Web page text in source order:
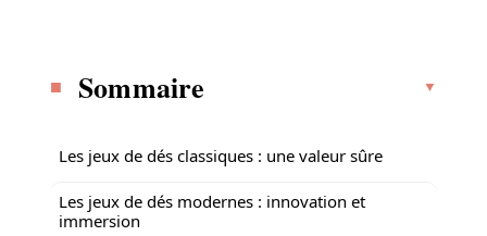
Sommaire
Les jeux de dés classiques : une valeur sûre
Les jeux de dés modernes : innovation et
immersion